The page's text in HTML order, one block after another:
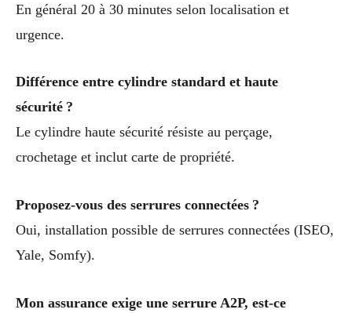
En général 20 à 30 minutes selon localisation et
urgence.
Différence entre cylindre standard et haute
sécurité ?
Le cylindre haute sécurité résiste au perçage,
crochetage et inclut carte de propriété.
Proposez-vous des serrures connectées ?
Oui, installation possible de serrures connectées (ISEO,
Yale, Somfy).
Mon assurance exige une serrure A2P, est-ce